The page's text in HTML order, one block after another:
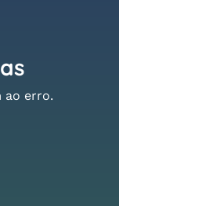
ao erro.